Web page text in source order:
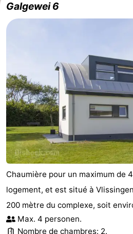
Galgewei 6
Chaumière pour un maximum de
logement, et est situé à
200 mètre du complexe, soit
Max. 4 personen.
Nombre de chambres: 2.